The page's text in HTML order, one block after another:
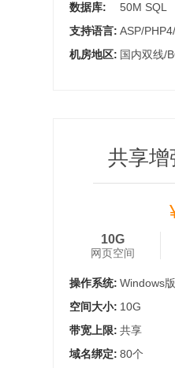
数据库:
50M SQL
支持语言: ASP/
机房地区: 国内双线/
共享增
10G
网页空间
操作系统: Windows
空间大小: 10G
带宽上限: 共享
域名绑定: 80个